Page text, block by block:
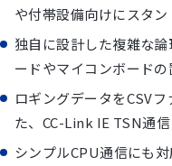
や付帯設備向けにスタ
独自に設計した複雑な
ードやマイコンボード
ロギングデータをCSV
た、CC-Link IE TSN通
シンプルCPU通信にも